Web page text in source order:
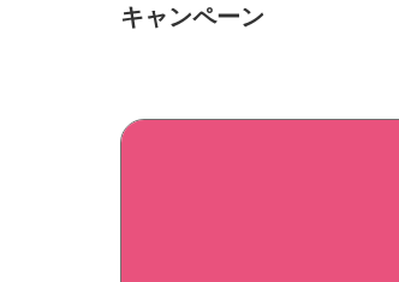
キャンペーン